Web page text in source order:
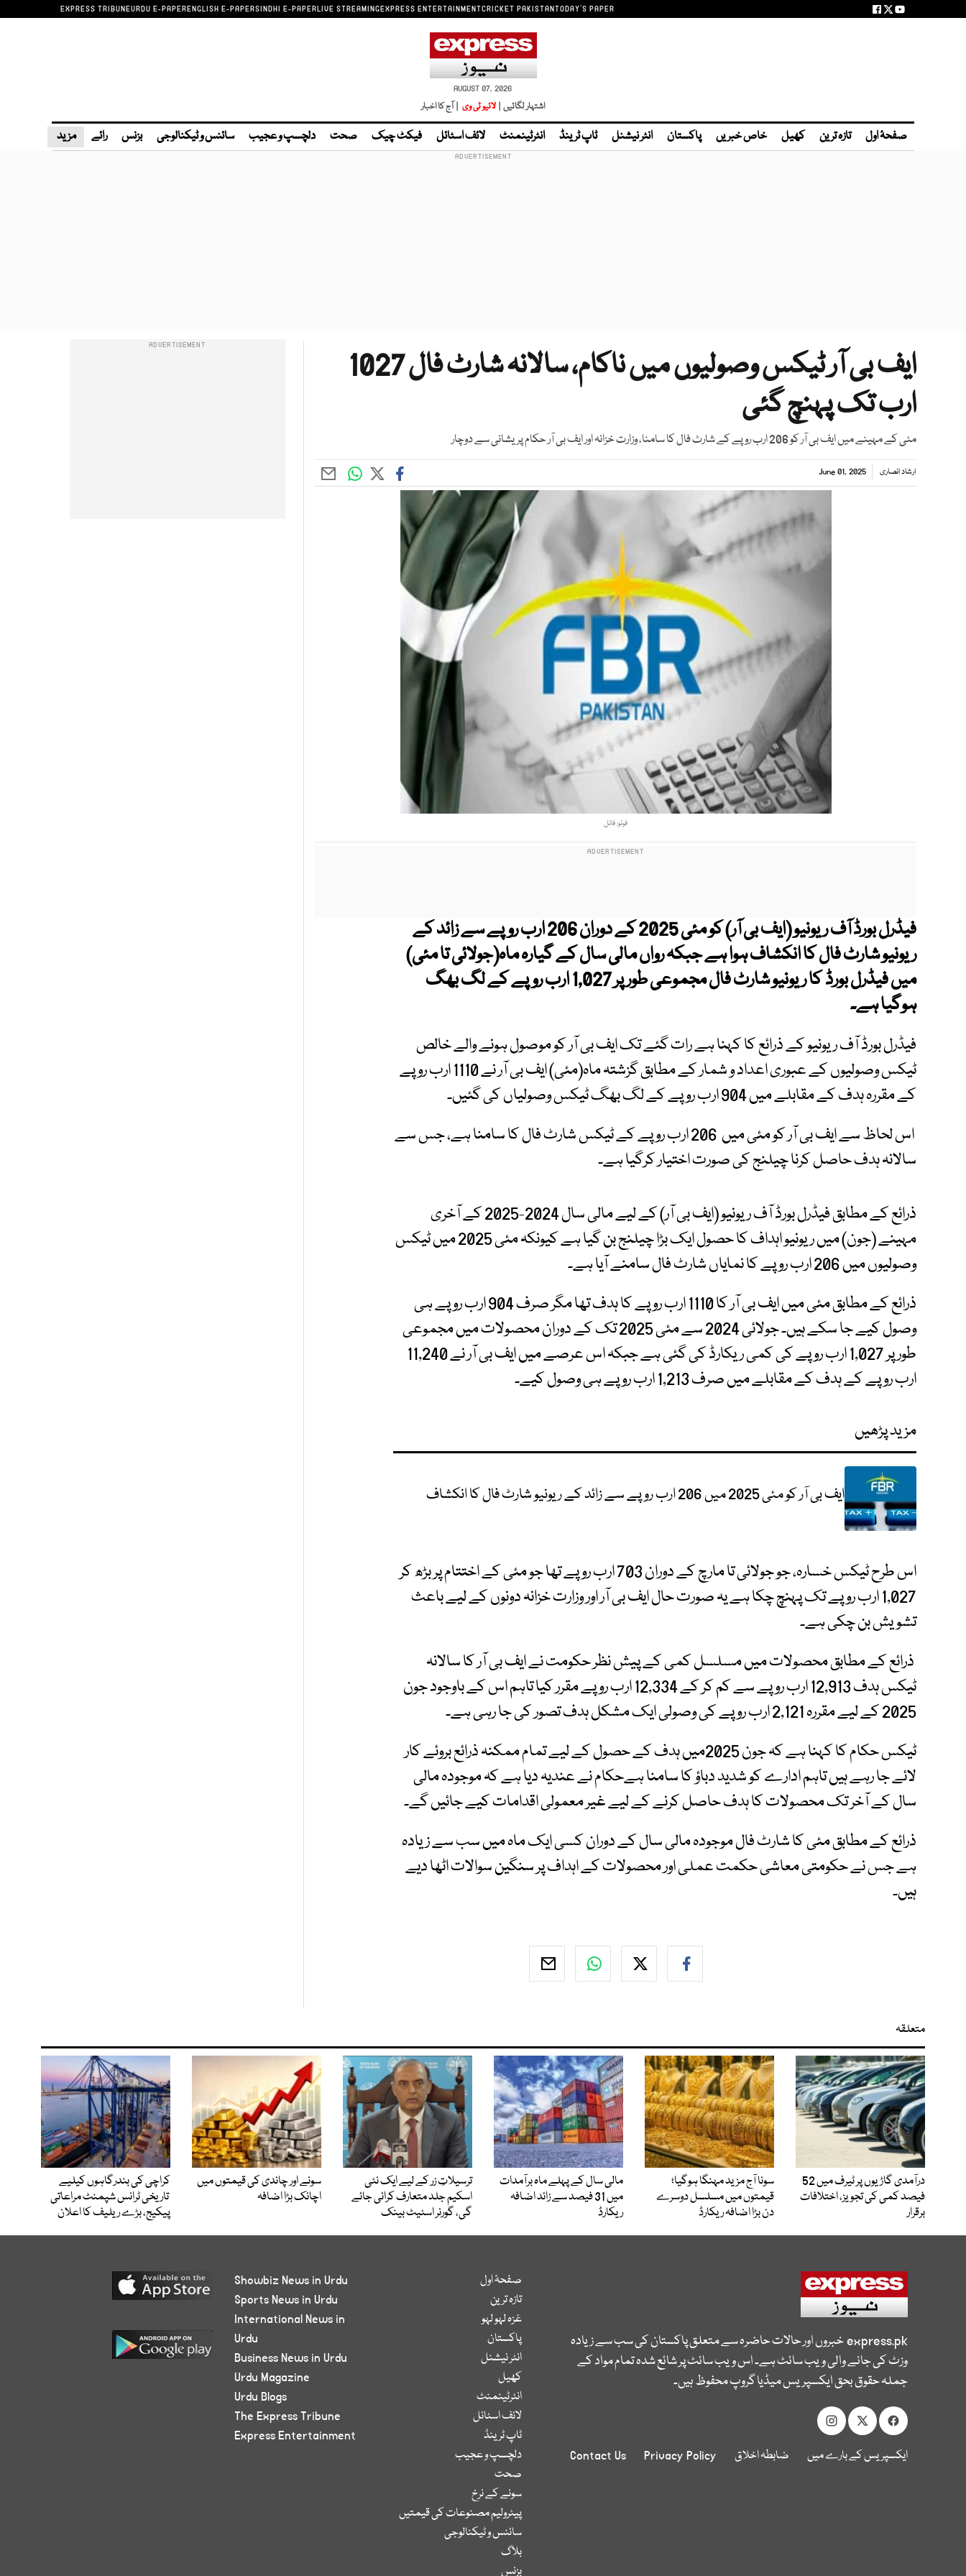
EXPRESS TRIBUNEURDU E-PAPERENGLISH E-PAPERSINDHI E-PAPERLIVE STREAMINGEXPRESS ENTERTAINMENTCRICKET PAKISTANTODAY'S PAPER
AUGUST 07, 2026
اشتہار لگائیں | لائیو ٹی وی | آج کا اخبار
صفحۂ اول تازہ ترین کھیل خاص خبریں پاکستان انٹر نیشنل ٹاپ ٹرینڈ انٹرٹینمنٹ لائف اسٹائل فیکٹ چیک صحت دلچسپ و عجیب سائنس و ٹیکنالوجی بزنس رائے مزید
ایف بی آر ٹیکس وصولیوں میں ناکام، سالانہ شارٹ فال 1027
ارب تک پہنچ گئی
مئی کے مہینے میں ایف بی آر کو 206 ارب روپے کے شارٹ فال کا سامنا، وزارت خزانہ اور ایف بی آر حکام پریشانی سے دوچار
ارشاد انصاری June 01, 2025
فوٹو: فائل
فیڈرل بورڈ آف ریونیو (ایف بی آر) کو مئی 2025 کے دوران 206 ارب روپے سے زائد کے
ریونیو شارٹ فال کا انکشاف ہوا ہے جبکہ رواں مالی سال کے گیارہ ماہ(جولائی تا مئی)
میں فیڈرل بورڈ کا ریونیو شارٹ فال مجموعی طور پر 1,027 ارب روپے کے لگ بھگ
ہوگیا ہے۔
فیڈرل بورڈ آف ریونیو کے ذرائع کا کہنا ہے رات گئے تک ایف بی آر کو موصول ہونے والے خالص
ٹیکس وصولیوں کے عبوری اعداد و شمار کے مطابق گزشتہ ماہ(مئی) ایف بی آر نے 1110 ارب روپے
کے مقررہ ہدف کے مقابلے میں 904 ارب روپے کے لگ بھگ ٹیکس وصولیاں کی گئیں۔
اس لحاظ سے ایف بی آر کو مئی میں 206 ارب روپے کے ٹیکس شارٹ فال کا سامنا ہے، جس سے
سالانہ ہدف حاصل کرنا چیلنج کی صورت اختیار کرگیا ہے۔
ذرائع کے مطابق فیڈرل بورڈ آف ریونیو (ایف بی آر) کے لیے مالی سال 2024-2025 کے آخری
مہینے (جون) میں ریونیو اہداف کا حصول ایک بڑا چیلنج بن گیا ہے کیونکہ مئی 2025 میں ٹیکس
وصولیوں میں 206 ارب روپے کا نمایاں شارٹ فال سامنے آیا ہے۔
ذرائع کے مطابق مئی میں ایف بی آر کا 1110 ارب روپے کا ہدف تھا مگر صرف 904 ارب روپے ہی
وصول کیے جا سکے ہیں۔ جولائی 2024 سے مئی 2025 تک کے دوران محصولات میں مجموعی
طور پر 1,027 ارب روپے کی کمی ریکارڈ کی گئی ہے جبکہ اس عرصے میں ایف بی آر نے 11,240
ارب روپے کے ہدف کے مقابلے میں صرف 1,213 ارب روپے ہی وصول کیے۔
مزید پڑھیں
ایف بی آر کو مئی 2025 میں 206 ارب روپے سے زائد کے ریونیو شارٹ فال کا انکشاف
اس طرح ٹیکس خسارہ، جو جولائی تا مارچ کے دوران 703 ارب روپے تھا جو مئی کے اختتام پر بڑھ کر
1,027 ارب روپے تک پہنچ چکا ہے یہ صورت حال ایف بی آر اور وزارت خزانہ دونوں کے لیے باعث
تشویش بن چکی ہے۔
ذرائع کے مطابق محصولات میں مسلسل کمی کے پیش نظر حکومت نے ایف بی آر کا سالانہ
ٹیکس ہدف 12,913 ارب روپے سے کم کر کے 12,334 ارب روپے مقرر کیا تاہم اس کے باوجود جون
2025 کے لیے مقررہ 2,121 ارب روپے کی وصولی ایک مشکل ہدف تصور کی جا رہی ہے۔
ٹیکس حکام کا کہنا ہے کہ جون 2025میں ہدف کے حصول کے لیے تمام ممکنہ ذرائع بروئے کار
لائے جا رہے ہیں تاہم ادارے کو شدید دباؤ کا سامنا ہےحکام نے عندیہ دیا ہے کہ موجودہ مالی
سال کے آخر تک محصولات کا ہدف حاصل کرنے کے لیے غیر معمولی اقدامات کیے جائیں گے۔
ذرائع کے مطابق مئی کا شارٹ فال موجودہ مالی سال کے دوران کسی ایک ماہ میں سب سے زیادہ
ہے جس نے حکومتی معاشی حکمت عملی اور محصولات کے اہداف پر سنگین سوالات اٹھا دیے
ہیں۔
متعلقہ
درآمدی گاڑیوں پر ٹیرف میں 52
فیصد کمی کی تجویز، اختلافات
برقرار
سونا آج مزید مہنگا ہوگیا؛
قیمتوں میں مسلسل دوسرے
دن بڑا اضافہ ریکارڈ
مالی سال کے پہلے ماہ برآمدات
میں 31 فیصد سے زائد اضافہ
ریکارڈ
ترسیلاتِ زر کے لیے ایک نئی
اسکیم جلد متعارف کرائی جائے
گی، گورنر اسٹیٹ بینک
سونے اور چاندی کی قیمتوں میں
اچانک بڑا اضافہ
کراچی کی بندرگاہوں کیلیے
تاریخی ٹرانس شپمنٹ مراعاتی
پیکیج، بڑے ریلیف کا اعلان
express.pkخبروں اور حالات حاضرہ سے متعلق پاکستان کی سب سے زیادہ
وزٹ کی جانے والی ویب سائٹ ہے۔ اس ویب سائٹ پر شائع شدہ تمام مواد کے
جملہ حقوق بحق ایکسپریس میڈیا گروپ محفوظ ہیں۔
ایکسپریس کے بارے میں ضابطہ اخلاق Privacy Policy
Contact Us
صفحۂ اول
تازہ ترین
غزہ لہو لہو
پاکستان
انٹر نیشنل
کھیل
انٹرٹینمنٹ
لائف اسٹائل
ٹاپ ٹرینڈ
دلچسپ و عجیب
صحت
سونے کے نرخ
پیٹرولیم مصنوعات کی قیمتیں
سائنس و ٹیکنالوجی
بلاگ
بزنس
Showbiz News in Urdu
Sports News in Urdu
International News in
Urdu
Business News in Urdu
Urdu Magazine
Urdu Blogs
The Express Tribune
Express Entertainment